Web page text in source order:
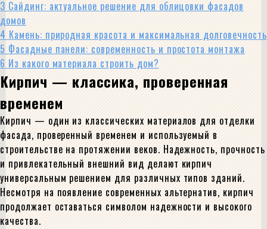
3 Сайдинг: актуальное решение для облицовки фасадов
домов
4 Камень: природная красота и максимальная долговечность
5 Фасадные панели: современность и простота монтажа
6 Из какого материала строить дом?
Кирпич — классика, проверенная
временем
Кирпич — один из классических материалов для отделки
фасада, проверенный временем и используемый в
строительстве на протяжении веков. Надежность, прочность
и привлекательный внешний вид делают кирпич
универсальным решением для различных типов зданий.
Несмотря на появление современных альтернатив, кирпич
продолжает оставаться символом надежности и высокого
качества.